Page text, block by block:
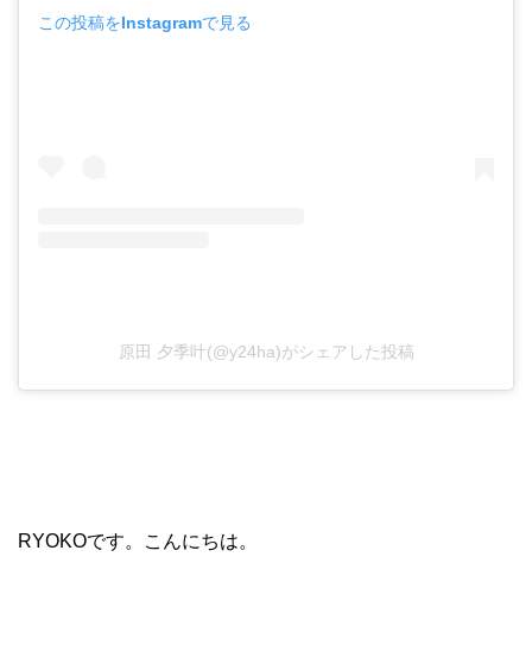
この投稿をInstagramで見る
原田 夕季叶(@y24ha)がシェアした投稿
RYOKOです。こんにちは。